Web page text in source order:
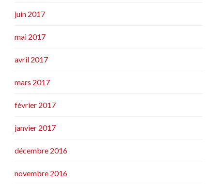
juin 2017
mai 2017
avril 2017
mars 2017
février 2017
janvier 2017
décembre 2016
novembre 2016